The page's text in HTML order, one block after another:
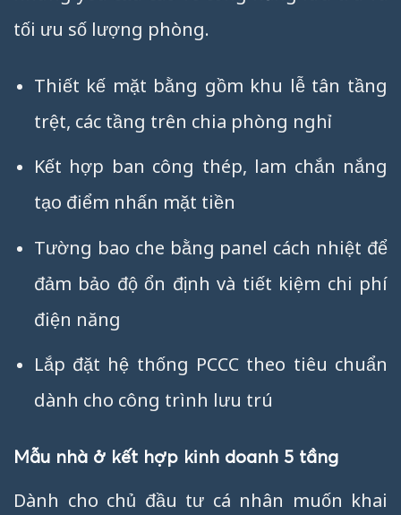
tối ưu số lượng phòng.
Thiết kế mặt bằng gồm khu lễ tân tầng
trệt, các tầng trên chia phòng nghỉ
Kết hợp ban công thép, lam chắn nắng
tạo điểm nhấn mặt tiền
Tường bao che bằng panel cách nhiệt để
đảm bảo độ ổn định và tiết kiệm chi phí
điện năng
Lắp đặt hệ thống PCCC theo tiêu chuẩn
dành cho công trình lưu trú
Mẫu nhà ở kết hợp kinh doanh 5 tầng
Dành cho chủ đầu tư cá nhân muốn khai